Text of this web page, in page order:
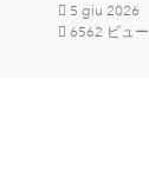
5 giu 2026
6562 ビュー